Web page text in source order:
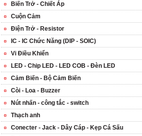
Biến Trở - Chiết Áp
Cuộn Cảm
Điện Trở - Resistor
IC - IC Chức Năng (DIP - SOIC)
Vi Điều Khiển
LED - Chip LED - LED COB - Đèn LED
Cảm Biến - Bộ Cảm Biến
Còi - Loa - Buzzer
Nút nhấn - công tắc - switch
Thạch anh
Conecter - Jack - Dây Cáp - Kẹp Cá Sấu